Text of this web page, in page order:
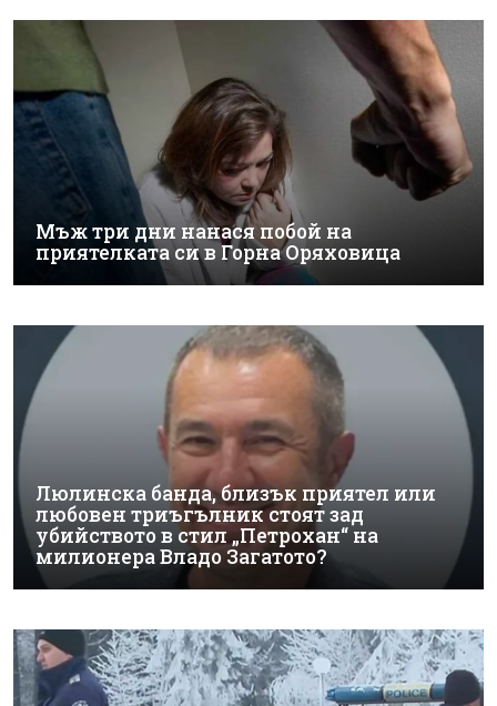
Мъж три дни нанася побой на
приятелката си в Горна Оряховица
Люлинска банда, близък приятел или
любовен триъгълник стоят зад
убийството в стил „Петрохан“ на
милионера Владо Загатото?